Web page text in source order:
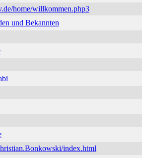
home/willkommen.php3
und Bekannten
index.html